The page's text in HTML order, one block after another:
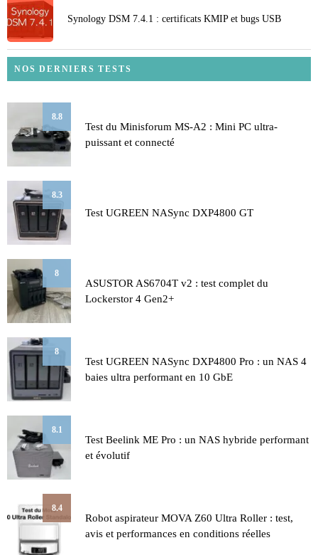
Synology DSM 7.4.1 : certificats KMIP et bugs USB
NOS DERNIERS TESTS
8.8
Test du Minisforum MS-A2 : Mini PC ultra-
puissant et connecté
8.3
Test UGREEN NASync DXP4800 GT
8
ASUSTOR AS6704T v2 : test complet du
Lockerstor 4 Gen2+
8
Test UGREEN NASync DXP4800 Pro : un NAS 4
baies ultra performant en 10 GbE
8.1
Test Beelink ME Pro : un NAS hybride performant
et évolutif
8.4
Robot aspirateur MOVA Z60 Ultra Roller : test,
avis et performances en conditions réelles